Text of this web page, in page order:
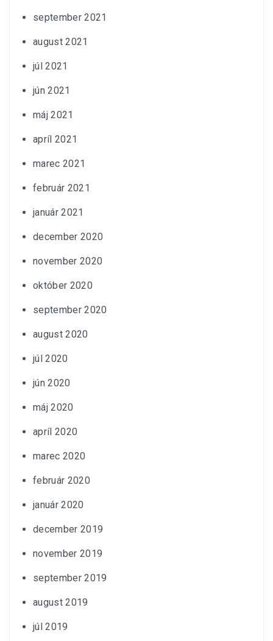
september 2021
august 2021
júl 2021
jún 2021
máj 2021
apríl 2021
marec 2021
február 2021
január 2021
december 2020
november 2020
október 2020
september 2020
august 2020
júl 2020
jún 2020
máj 2020
apríl 2020
marec 2020
február 2020
január 2020
december 2019
november 2019
september 2019
august 2019
júl 2019